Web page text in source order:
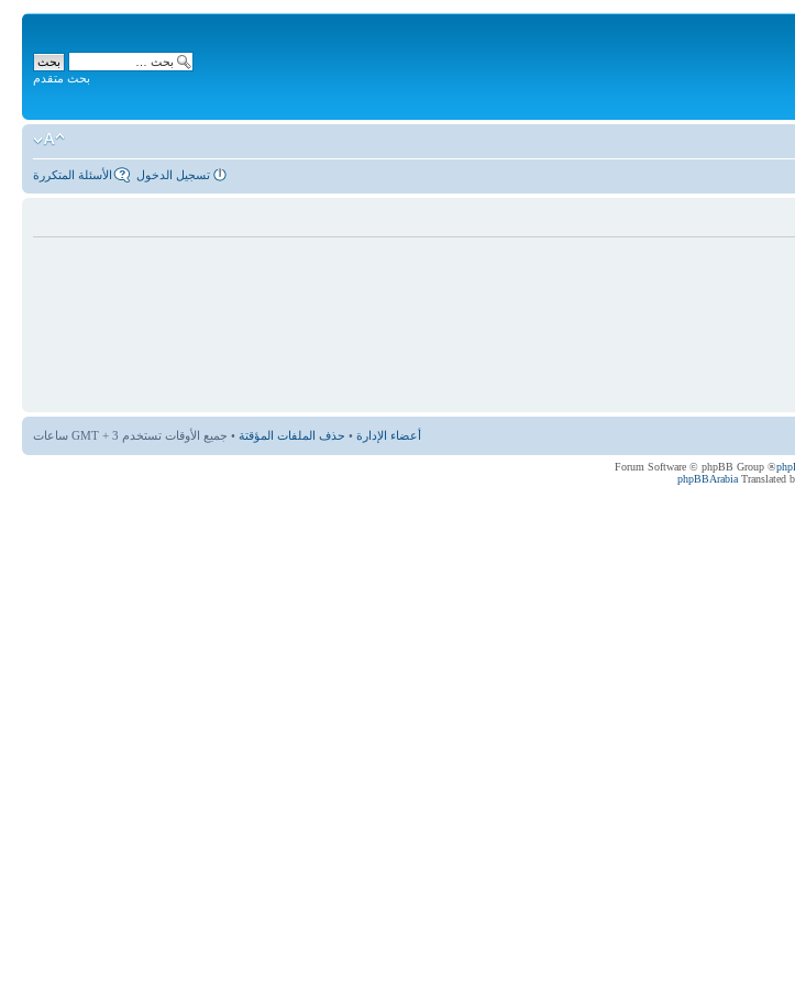
بحث متقدم
الأسئلة المتكررة تسجيل الدخول
أعضاء الإدارة • حذف الملفات المؤقتة • جميع الأوقات تستخدم GMT + 3 ساعات
® Forum Software © phpBB Group
Translated
phpBBArabia